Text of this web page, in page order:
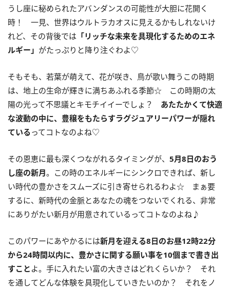
うし座に秘められたアバンダンスの可能性が大胆に花開く
時！ 一見、世界はウルトラカオスに見えるかもしれないけ
れど、その背後では 「リッチな未来を具現化するためのエネ
ルギー」 がたっぷりと降り注ぐわよ♡
そもそも、若葉が萌えて、花が咲き、鳥が歌い舞うこの時期
は、地上の生命が輝きに満ちあふれる季節☆ この時期の太
陽の光って不思議とキモチイイーでしょ？ あたたかくて快適
な波動の中に、豊穣をもたらすラグジュアリーパワーが隠れ
ている ってコトなのよね♡
その恩恵に最も深くつながれるタイミングが、 5月8日のおう
し座の新月。この時のエネルギーにシンクロできれば、新し
い時代の豊かさをスムーズに引き寄せられるわよ☆ まぁ要
するに、新時代の金脈とあなたの魂をつないでくれる、非常
にありがたい新月が用意されているってコトなのよね♪
このパワーにあやかるには新月を迎える8日のお昼12時22分
から24時間以内に、豊かさに関する願い事を10個まで書き出
すこと よ。手に入れたい富の大きさはどれくらいか？ それ
を通してどんな体験を具現化していきたいのか？ それをノ